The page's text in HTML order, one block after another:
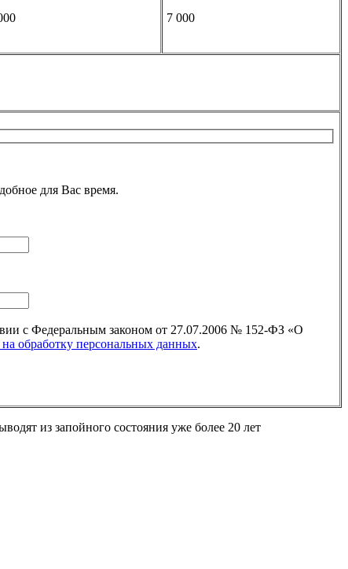
7 000
для Вас время.
с Федеральным законом от 27.07.2006 № 152-ФЗ «О
обработку персональных данных.
из запойного состояния уже более 20 лет